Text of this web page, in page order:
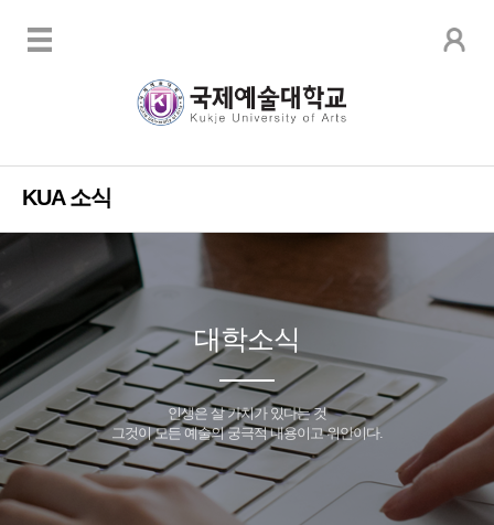
KUA 소식
대학소식
인생은 살 가치가 있다는 것
그것이 모든 예술의 궁극적 내용이고 위안이다.